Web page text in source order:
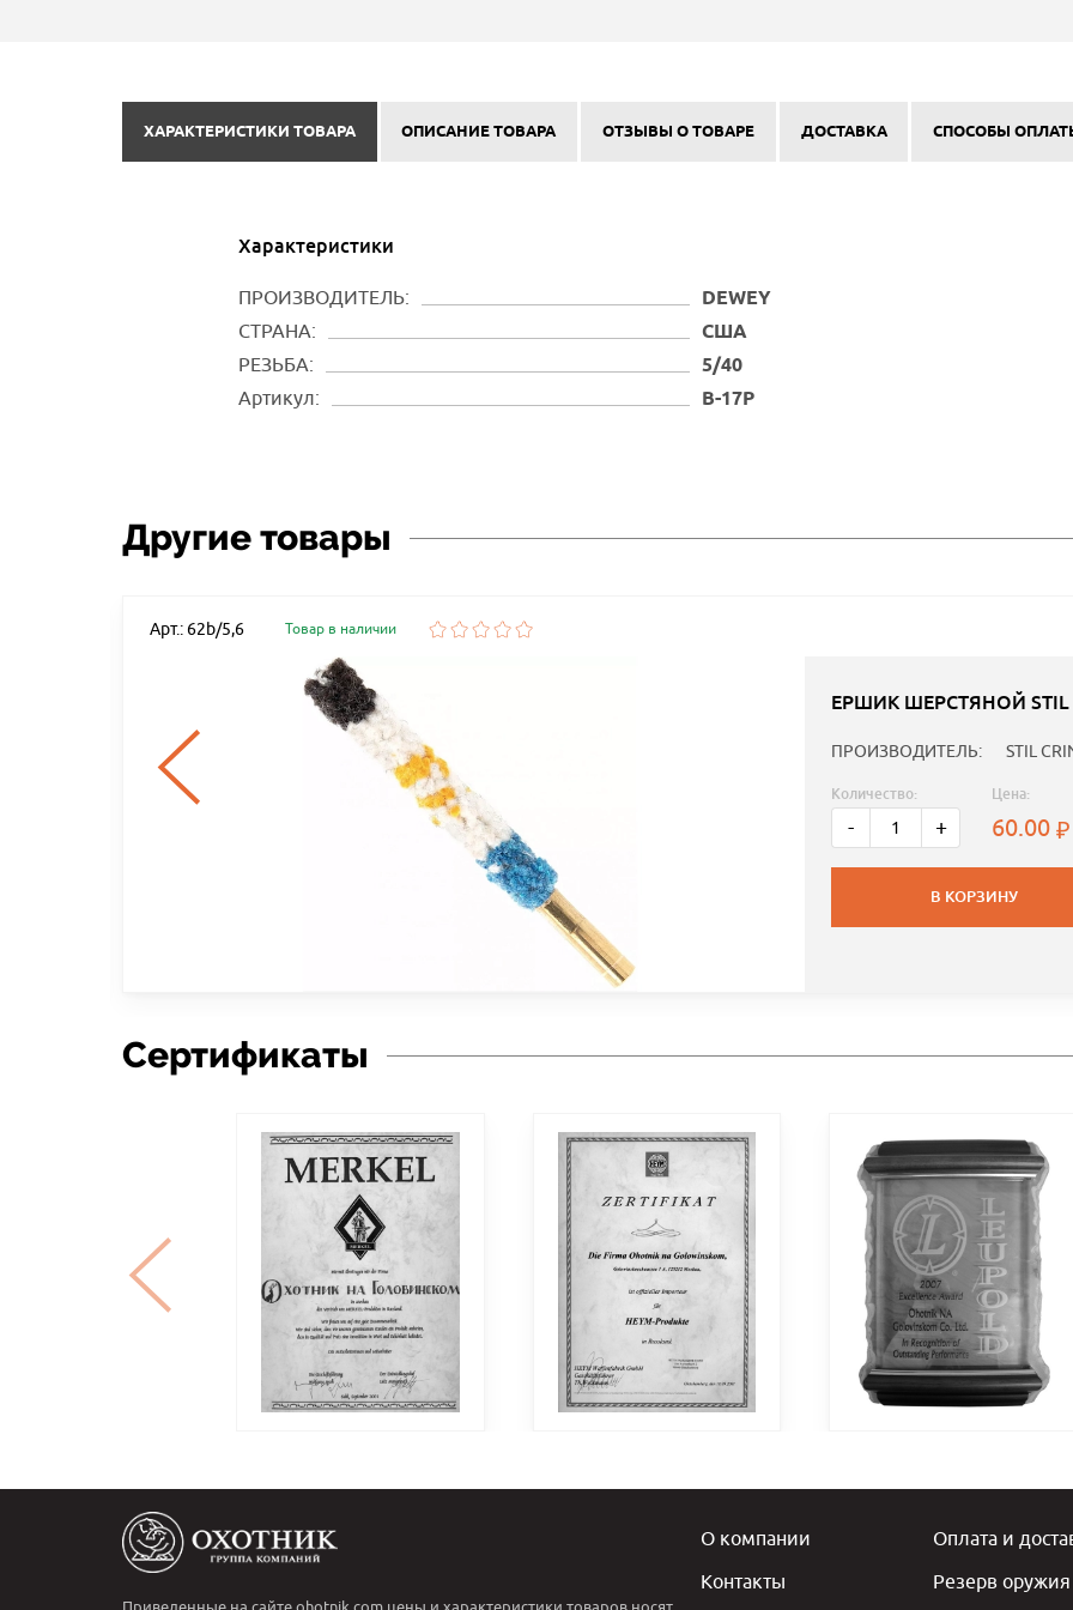
ХАРАКТЕРИСТИКИ ТОВАРА ОПИСАНИЕ ТОВАРА ОТЗЫВЫ О ТОВАРЕ ДОСТАВКА СПОСОБЫ
Характеристики
ПРОИЗВОДИТЕЛЬ: DEWEY
СТРАНА: США
РЕЗЬБА: 5/40
Артикул: B-17P
Другие товары
Арт.: 62b/5,6 Товар в наличии
ЕРШИК ШЕРСТЯНОЙ STIL
ПРОИЗВОДИТЕЛЬ: STIL
Количество:
- +
Цена:
60.00
В КОРЗИНУ
Сертификаты
О компании
Контакты
Оплата и
Резерв оружия